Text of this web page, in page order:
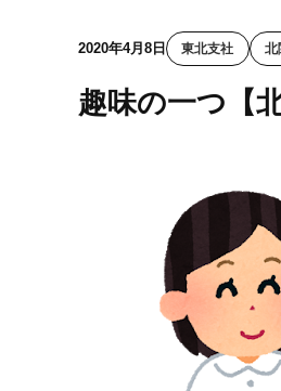
2020年4月8日 東北支社 北
趣味の一つ【